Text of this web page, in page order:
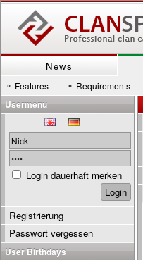
News
» Features » Requirements
Usermenu
Login dauerhaft merken
Registrierung
Passwort vergessen
User Birthdays